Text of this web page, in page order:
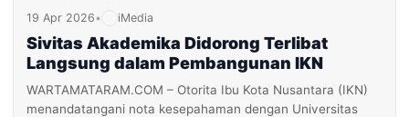
19 Apr 2026• iMedia
Sivitas Akademika Didorong Terlibat
Langsung dalam Pembangunan IKN
WARTAMATARAM.COM – Otorita Ibu Kota Nusantara (IKN)
menandatangani nota kesepahaman dengan Universitas